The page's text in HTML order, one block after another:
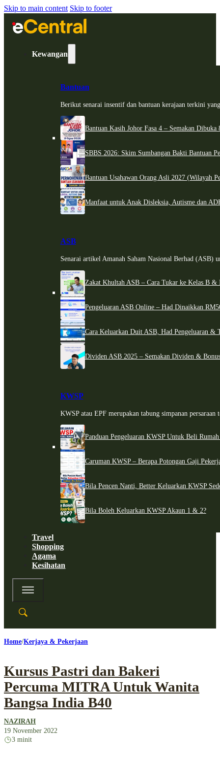
Skip to main content Skip to footer
Kewangan
Bantuan
Berikut senarai insentif dan bantuan kerajaan terkini
Bantuan Kasih Johor Fasa 4 – Semakan
SBBS 2026: Skim Sumbangan Bakti Bantuan
Bantuan Usahawan Orang Asli 2027 (Wilayah
Manfaat untuk Anak Disleksia, Autisme dan
ASB
Senarai artikel Amanah Saham Nasional Berhad (ASB)
Zakat Khultah ASB – Cara Tukar ke Kelas B &
Pengeluaran ASB Online – Had Dinaikkan
Cara Keluarkan Duit ASB, Had Pengeluaran &
Dividen ASB 2025 – Semakan Dividen &
KWSP
KWSP atau EPF merupakan tabung simpanan persaraan
Panduan Pengeluaran KWSP Untuk Beli
Caruman KWSP – Berapa Potongan Gaji
Bila Pencen Nanti, Better Keluarkan KWSP
Bila Boleh Keluarkan KWSP Akaun 1 & 2?
Travel
Shopping
Agama
Kesihatan
Home Kerjaya & Pekerjaan
Kursus Pastri dan Bakeri
Percuma MITRA Untuk Wanita
Bangsa India B40
NAZIRAH
19 November 2022
3 minit